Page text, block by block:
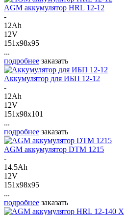
AGM аккумулятор HRL 12-12
-
12Ah
12V
151x98x95
...
подробнее заказать
Аккумулятор для ИБП 12-12
-
12Ah
12V
151x98x101
...
подробнее заказать
AGM аккумулятор DTM 1215
-
14.5Ah
12V
151x98x95
...
подробнее заказать